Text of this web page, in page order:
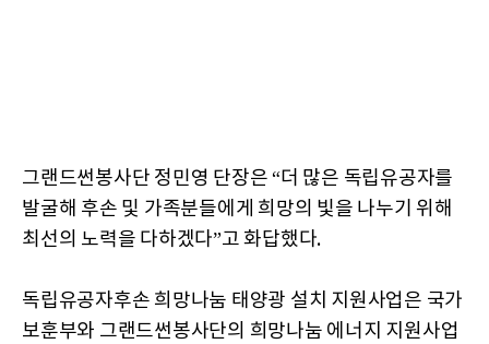
그랜드썬봉사단 정민영 단장은 “더 많은 독립유공자를
발굴해 후손 및 가족분들에게 희망의 빛을 나누기 위해
최선의 노력을 다하겠다”고 화답했다.
독립유공자후손 희망나눔 태양광 설치 지원사업은 국가
보훈부와 그랜드썬봉사단의 희망나눔 에너지 지원사업